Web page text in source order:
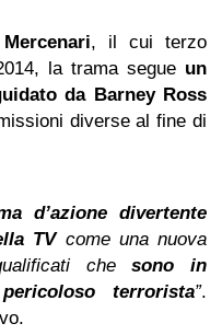
, il cui terzo
la trama segue un
da Barney Ross
diverse al fine di
d’azione divertente
TV come una nuova
chesono in
terrorista”.